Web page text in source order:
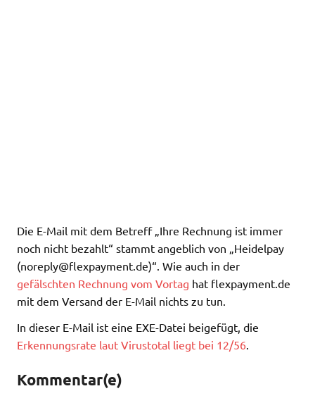
Die E-Mail mit dem Betreff „Ihre Rechnung ist immer
noch nicht bezahlt“ stammt angeblich von „Heidelpay
(noreply@flexpayment.de)“. Wie auch in der
gefälschten Rechnung vom Vortag hat flexpayment.de
mit dem Versand der E-Mail nichts zu tun.
In dieser E-Mail ist eine EXE-Datei beigefügt, die
Erkennungsrate laut Virustotal liegt bei 12/56
Kommentar(e)